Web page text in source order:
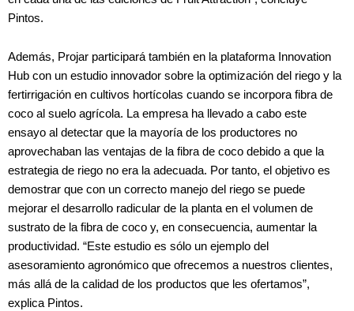
Pintos.
Además, Projar participará también en la plataforma Innovation
Hub con un estudio innovador sobre la optimización del riego y la
fertirrigación en cultivos hortícolas cuando se incorpora fibra de
coco al suelo agrícola. La empresa ha llevado a cabo este
ensayo al detectar que la mayoría de los productores no
aprovechaban las ventajas de la fibra de coco debido a que la
estrategia de riego no era la adecuada. Por tanto, el objetivo es
demostrar que con un correcto manejo del riego se puede
mejorar el desarrollo radicular de la planta en el volumen de
sustrato de la fibra de coco y, en consecuencia, aumentar la
productividad. “Este estudio es sólo un ejemplo del
asesoramiento agronómico que ofrecemos a nuestros clientes,
más allá de la calidad de los productos que les ofertamos”,
explica Pintos.